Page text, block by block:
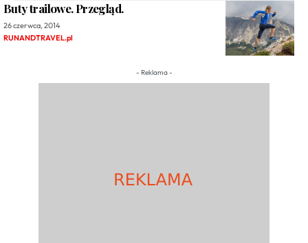
Buty trailowe. Przegląd.
26 czerwca, 2014
RUNANDTRAVEL.pl
- Reklama -